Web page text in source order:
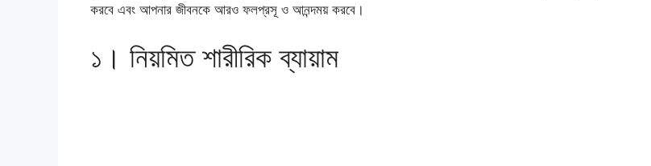
করবে এবং আপনার জীবনকে আরও ফলপ্রসূ ও আনন্দময় করবে।
১। নিয়মিত শারীরিক ব্যায়াম